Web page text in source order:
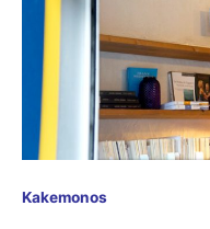
Kakemonos